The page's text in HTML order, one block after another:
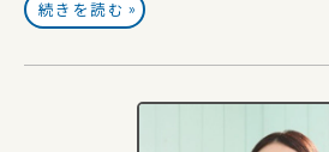
続きを読む »